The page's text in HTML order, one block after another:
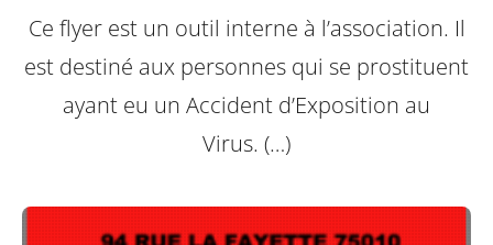
Ce flyer est un outil interne à l’association. Il
est destiné aux personnes qui se prostituent
ayant eu un Accident d’Exposition au
Virus. (…)